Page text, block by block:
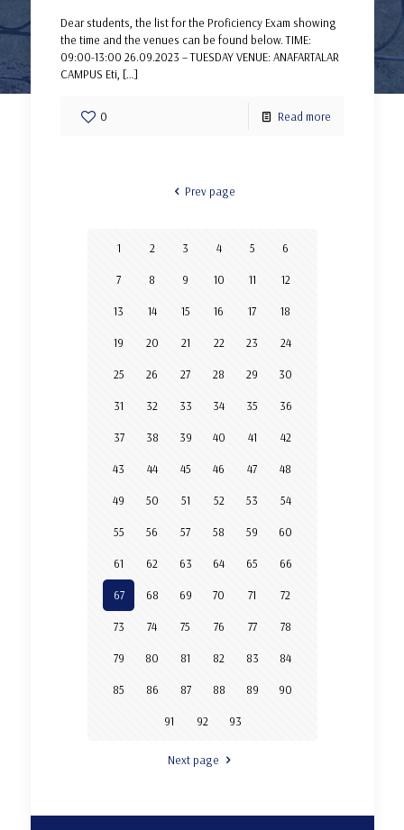
Dear students, the list for the Proficiency Exam showing
the time and the venues can be found below. TIME:
09:00-13:00 26.09.2023 – TUESDAY VENUE: ANAFARTALAR
CAMPUS Eti, […]
0 Read more
Prev page
1 2 3 4 5 6
7 8 9 10 11 12
13 14 15 16 17 18
19 20 21 22 23 24
25 26 27 28 29 30
31 32 33 34 35 36
37 38 39 40 41 42
43 44 45 46 47 48
49 50 51 52 53 54
55 56 57 58 59 60
61 62 63 64 65 66
67 68 69 70 71 72
73 74 75 76 77 78
79 80 81 82 83 84
85 86 87 88 89 90
91 92 93
Next page